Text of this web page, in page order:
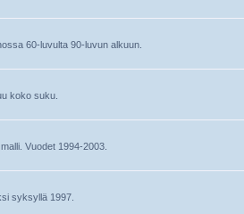
60-luvulta 90-luvun alkuun.
koko suku.
Vuodet 1994-2003.
syksyllä 1997.